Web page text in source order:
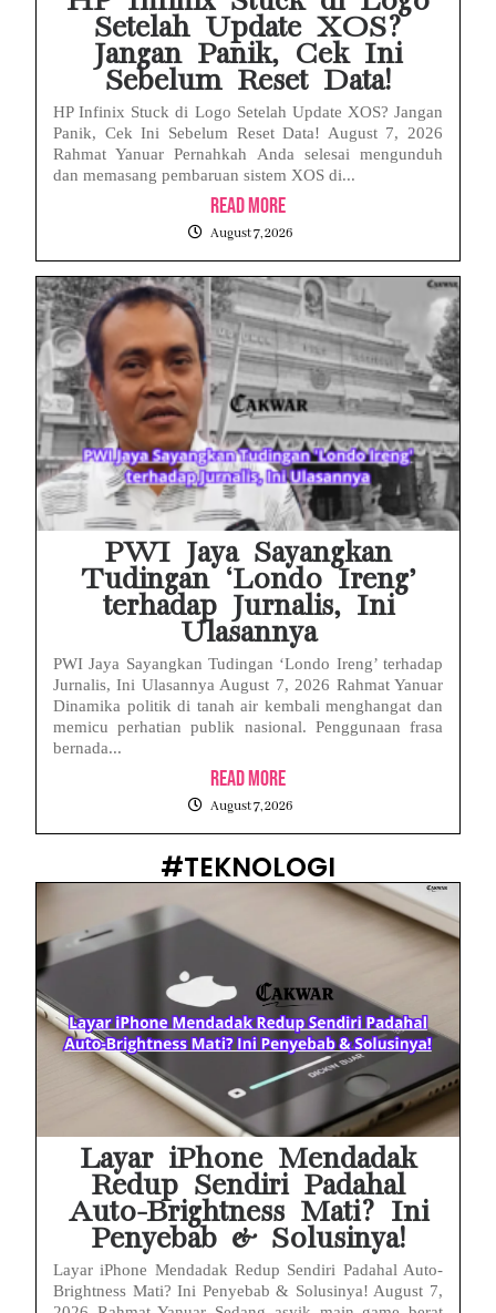
Setelah Update XOS?
Jangan Panik, Cek Ini
Sebelum Reset Data!
HP Infinix Stuck di Logo Setelah Update XOS? Jangan
Panik, Cek Ini Sebelum Reset Data! August 7, 2026
Rahmat Yanuar Pernahkah Anda selesai mengunduh
dan memasang pembaruan sistem XOS di...
Read More
August 7, 2026
PWI Jaya Sayangkan
Tudingan ‘Londo Ireng’
terhadap Jurnalis, Ini
Ulasannya
PWI Jaya Sayangkan Tudingan ‘Londo Ireng’ terhadap
Jurnalis, Ini Ulasannya August 7, 2026 Rahmat Yanuar
Dinamika politik di tanah air kembali menghangat dan
memicu perhatian publik nasional. Penggunaan frasa
bernada...
Read More
August 7, 2026
#TEKNOLOGI
Layar iPhone Mendadak
Redup Sendiri Padahal
Auto-Brightness Mati? Ini
Penyebab & Solusinya!
Layar iPhone Mendadak Redup Sendiri Padahal Auto-
Brightness Mati? Ini Penyebab & Solusinya! August 7,